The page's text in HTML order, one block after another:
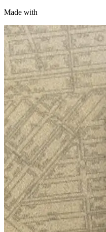
Made with